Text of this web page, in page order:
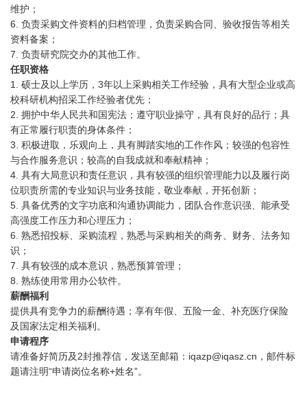
维护；
6. 负责采购文件资料的归档管理，负责采购合同、验收报告等相关
资料备案；
7. 负责研究院交办的其他工作。
任职资格
1. 硕士及以上学历， 3年以上采购相关工作经验，具有大型企业或高
校科研机构招采工作经验者优先；
2. 拥护中华人民共和国宪法；遵守职业操守，具有良好的品行；具
有正常履行职责的身体条件；
3. 积极进取，乐观向上，具有脚踏实地的工作作风；较强的包容性
与合作服务意识；较高的自我成就和奉献精神；
4. 具有大局意识和责任意识，具有较强的组织管理能力以及履行岗
位职责所需的专业知识与业务技能，敬业奉献，开拓创新；
5. 具备优秀的文字功底和沟通协调能力，团队合作意识强、能承受
高强度工作压力和心理压力；
6. 熟悉招投标、采购流程，熟悉与采购相关的商务、财务、法务知
识；
7. 具有较强的成本意识，熟悉预算管理；
8. 熟练使用常用办公软件。
薪酬福利
提供具有竞争力的薪酬待遇；享有年假、五险一金、补充医疗保险
及国家法定相关福利。
申请程序
请准备好简历及2封推荐信，发送至邮箱： iqazp@iqasz.cn， 邮件标
题请注明“申请岗位名称+姓名”。